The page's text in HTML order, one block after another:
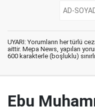
UYARI: Yorumların her türlü
aittir. Mepa News, yapılan
600 karakterle (boşluklu)
Ebu